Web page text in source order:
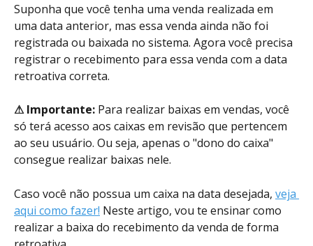
Suponha que você tenha uma venda realizada em
uma data anterior, mas essa venda ainda não foi
registrada ou baixada no sistema. Agora você precisa
registrar o recebimento para essa venda com a data
retroativa correta.
⚠ Importante: Para realizar baixas em vendas, você
só terá acesso aos caixas em revisão que pertencem
ao seu usuário. Ou seja, apenas o "dono do caixa"
consegue realizar baixas nele.
Caso você não possua um caixa na data desejada, veja
aqui como fazer! Neste artigo, vou te ensinar como
realizar a baixa do recebimento da venda de forma